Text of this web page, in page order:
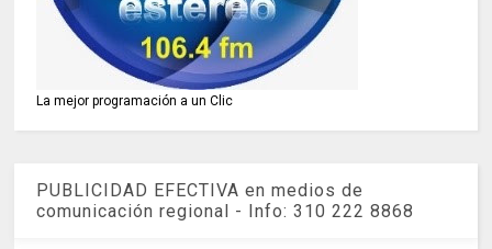
La mejor programación a un Clic
PUBLICIDAD EFECTIVA en medios de
comunicación regional - Info: 310 222 8868